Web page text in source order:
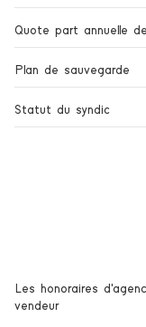
Quote part annuelle
Plan de sauvegarde
Statut du syndic
Les honoraires
vendeur